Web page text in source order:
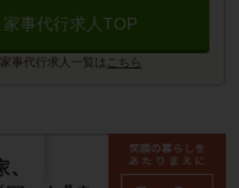
家事代行求人TOP
家事代行求人一覧は こちら